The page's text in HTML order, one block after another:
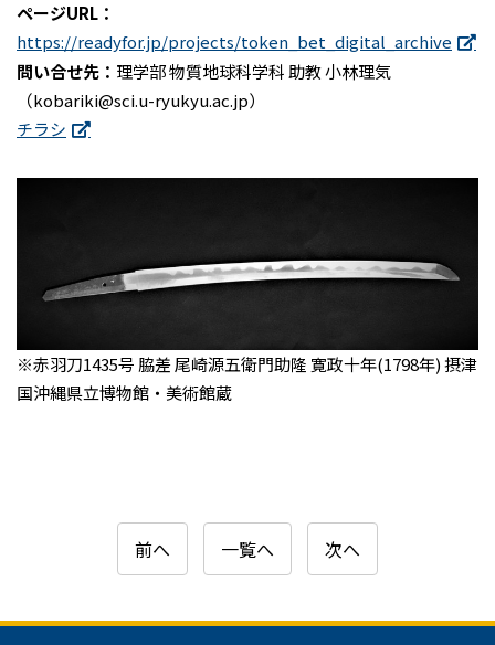
ページURL：
https://readyfor.jp/projects/token_bet_digital_archive
問い合せ先： 理学部 物質地球科学科 助教 小林理気
（kobariki@sci.u-ryukyu.ac.jp）
チラシ
※赤羽刀1435号 脇差 尾崎源五衛門助隆 寛政十年(1798年) 摂津
国沖縄県立博物館・美術館蔵
前へ 一覧へ 次へ